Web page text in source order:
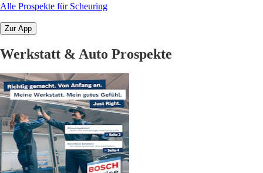
Alle Prospekte für Scheuring
Zur App
Werkstatt & Auto Prospekte